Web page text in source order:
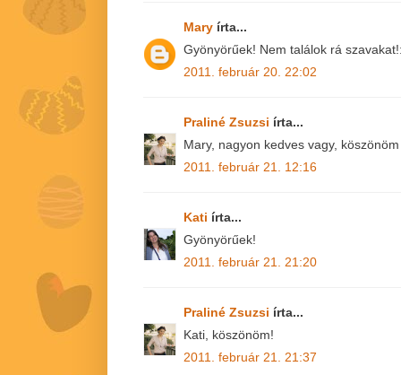
Mary írta...
Gyönyörűek! Nem találok rá
2011. február 20. 22:02
Praliné Zsuzsi írta...
Mary, nagyon kedves vagy,
2011. február 21. 12:16
Kati írta...
Gyönyörűek!
2011. február 21. 21:20
Praliné Zsuzsi írta...
Kati, köszönöm!
2011. február 21. 21:37